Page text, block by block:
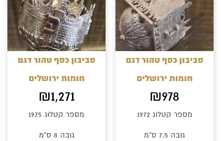
סביבון כסף טהור דגם
חומות ירושלים
₪978
מספר קטלוג 1972
גובה 7.5 ס"מ
סביבון כסף טהור דגם
חומות ירושלים
₪1,271
מספר קטלוג 1975
גובה 8 ס"מ